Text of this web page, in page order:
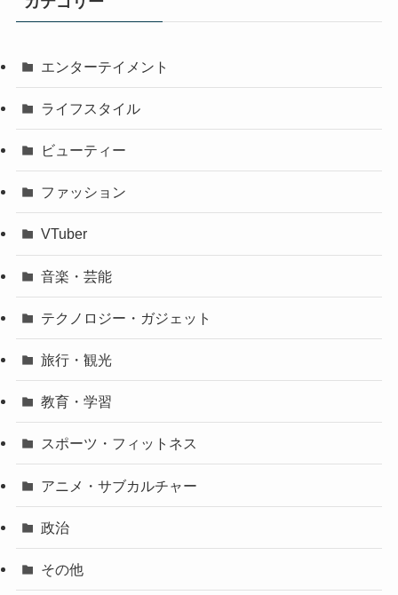
エンターテイメント
ライフスタイル
ビューティー
ファッション
VTuber
音楽・芸能
テクノロジー・ガジェット
旅行・観光
教育・学習
スポーツ・フィットネス
アニメ・サブカルチャー
政治
その他